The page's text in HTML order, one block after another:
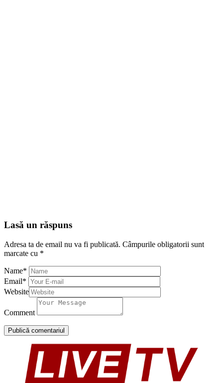
Lasă un răspuns
Adresa ta de email nu va fi publicată. Câmpurile obligatorii sunt
marcate cu *
Name*
Email*
Website
Comment